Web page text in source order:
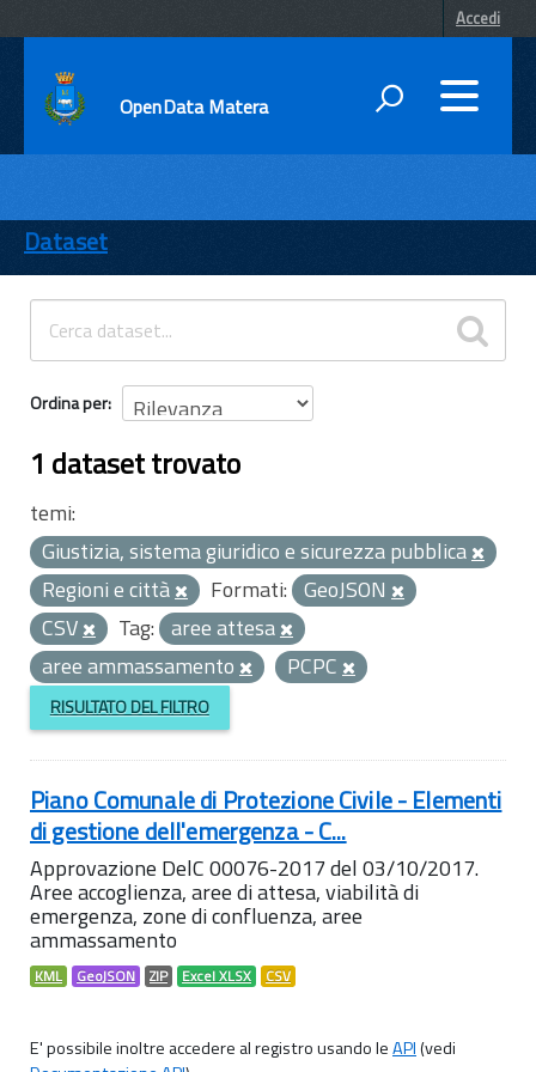
Accedi
OpenData Matera
ENTI
TEMI
INFORMAZIONI
Dataset
Ordina per
1 dataset trovato
temi:
Giustizia, sistema giuridico e sicurezza pubblica
Regioni e città
Formati: GeoJSON
CSV
Tag: aree attesa
aree ammassamento
PCPC
RISULTATO DEL FILTRO
Piano Comunale di Protezione Civile - Elementi
di gestione dell'emergenza - C...
Approvazione DelC 00076-2017 del 03/10/2017.
Aree accoglienza, aree di attesa, viabilità di
emergenza, zone di confluenza, aree
ammassamento
KML GeoJSON ZIP Excel XLSX CSV
E' possibile inoltre accedere al registro usando leAPI(vedi